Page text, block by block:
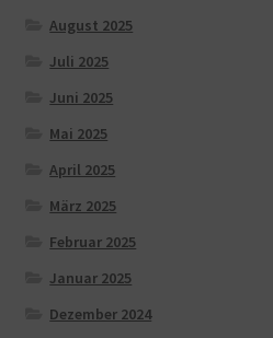
August 2025
Juli 2025
Juni 2025
Mai 2025
April 2025
März 2025
Februar 2025
Januar 2025
Dezember 2024